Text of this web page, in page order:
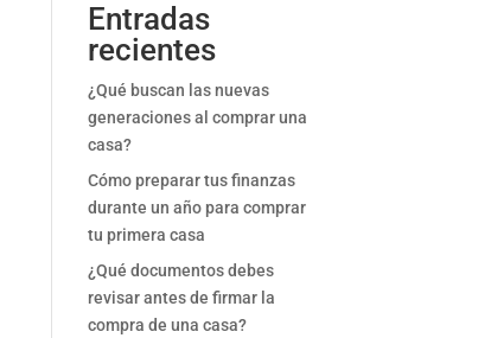
Entradas
recientes
¿Qué buscan las nuevas
generaciones al comprar una
casa?
Cómo preparar tus finanzas
durante un año para comprar
tu primera casa
¿Qué documentos debes
revisar antes de firmar la
compra de una casa?